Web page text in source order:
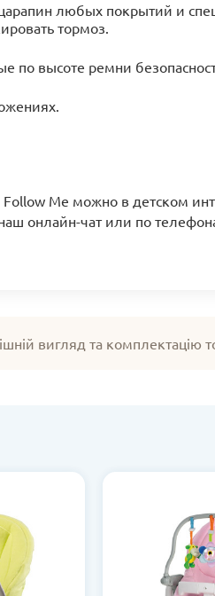
любых покрытий и
тормоз.
по высоте ремни
Me можно в детском
онлайн-чат или по
вигляд та комплектацію